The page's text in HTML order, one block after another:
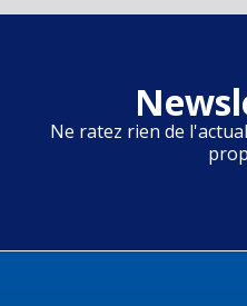
Ne ratez rien de